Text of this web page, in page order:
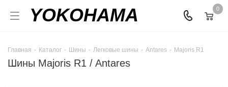
YOKOHAMA 0
Главная - Каталог - Шины - Легковые шины - Antares - Majoris R1
Шины Majoris R1 / Antares